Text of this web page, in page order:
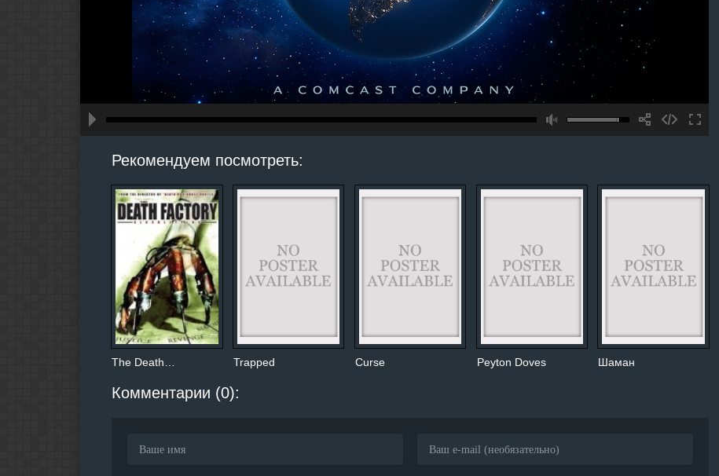
Рекомендуем посмотреть:
The Death… Trapped Curse Peyton Doves Шаман
Комментарии (0):